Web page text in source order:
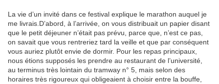
La vie d’un invité dans ce festival explique le marathon auquel je
me livrais.D’abord, à l’arrivée, on vous distribuait un papier disant
que le petit déjeuner n’était pas prévu, parce que, n’est ce pas,
on savait que vous rentreriez tard la veille et que par conséquent
vous auriez plutôt envie de dormir. Pour les repas principaux,
nous étions supposés les prendre au restaurant de l’université,
au terminus très lointain du tramway n° 5, mais selon des
horaires très rigoureux qui obligeaient à choisir entre la bouffe,